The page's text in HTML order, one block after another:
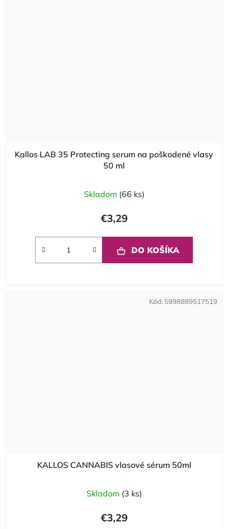
Kallos LAB 35 Protecting serum na poškodené vlasy
50 ml
Skladom (66 ks)
€3,29
DO KOŠÍKA
KALLOS CANNABIS vlasové sérum 50ml
Skladom (3 ks)
€3,29
Kód: 5998889517519